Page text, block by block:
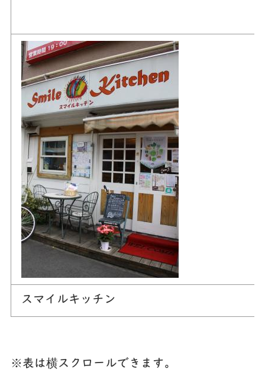
スマイルキッチン
※表は横スクロールできます。